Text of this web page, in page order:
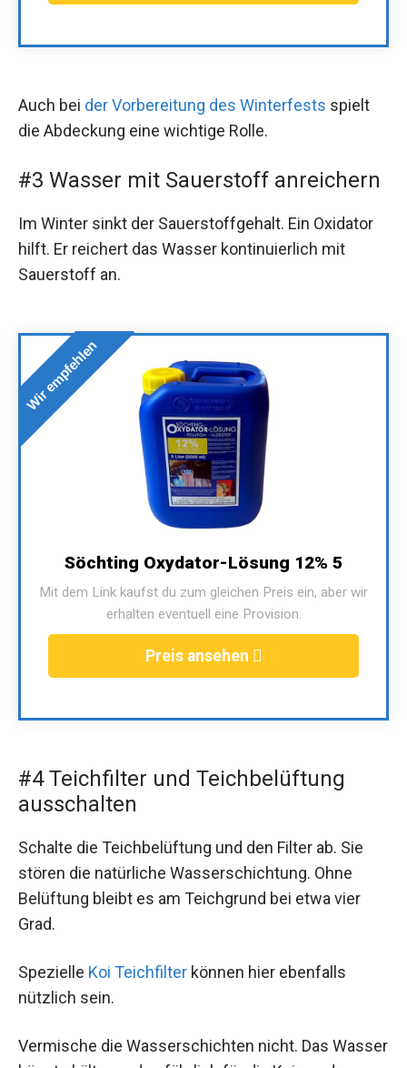
Auch bei der Vorbereitung des Winterfests spielt
die Abdeckung eine wichtige Rolle.
#3 Wasser mit Sauerstoff anreichern
Im Winter sinkt der Sauerstoffgehalt. Ein Oxidator
hilft. Er reichert das Wasser kontinuierlich mit
Sauerstoff an.
Wir empfehlen
Söchting Oxydator-Lösung 12% 5
Mit dem Link kaufst du zum gleichen Preis ein, aber wir
erhalten eventuell eine Provision.
Preis ansehen
#4 Teichfilter und Teichbelüftung
ausschalten
Schalte die Teichbelüftung und den Filter ab. Sie
stören die natürliche Wasserschichtung. Ohne
Belüftung bleibt es am Teichgrund bei etwa vier
Grad.
Spezielle Koi Teichfilter können hier ebenfalls
nützlich sein.
Vermische die Wasserschichten nicht. Das Wasser